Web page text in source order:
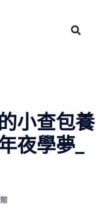
小查包養
夜學夢_